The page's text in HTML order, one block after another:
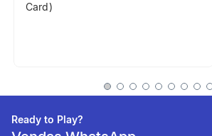
com
Card)
Ready to Play?